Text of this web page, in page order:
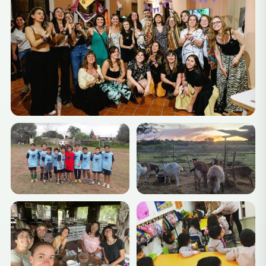
Minas de las Calles– Une charmante petite ville
entourée d'une nature magnifique, idéale pour la
randonnée et la découverte de l'histoire minière de
la région.
Région viticole de Cordoue– Découvrez les
vignobles de San Javier et la vallée de Traslasierra,
où vous pourrez profiter de dégustations avec des
vues spectaculaires.
Que vous soyez à la recherche d'expériences
culturelles, de beautés naturelles ou simplement d'une
pause loin de la ville, Cordoue est idéalement située
pour des week-ends d'aventures inoubliables.
Vous avez des projets pour le week-end ou une idée de
chose à réaliser avant de mourir ?
Nos experts en voyages peuvent vous aider à